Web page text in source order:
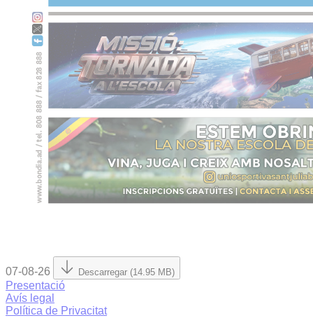
07-08-26 Descarregar (14.95 MB)
Presentació
Avís legal
Política de Privacitat